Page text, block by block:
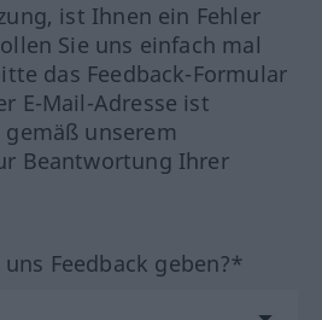
ist Ihnen ein Fehler
Sie uns einfach mal
das Feedback-Formular
E-Mail-Adresse ist
unserem
Beantwortung Ihrer
Feedback geben?*